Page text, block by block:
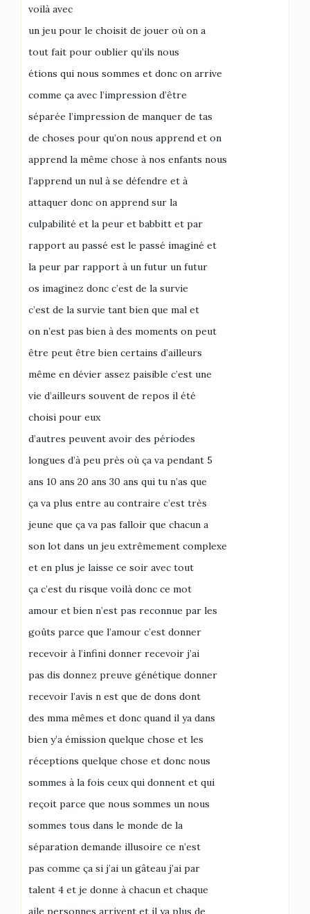
voilà avec
un jeu pour le choisit de jouer où on a
tout fait pour oublier qu’ils nous
étions qui nous sommes et donc on arrive
comme ça avec l’impression d’être
séparée l’impression de manquer de tas
de choses pour qu’on nous apprend et on
apprend la même chose à nos enfants nous
l’apprend un nul à se défendre et à
attaquer donc on apprend sur la
culpabilité et la peur et babbitt et par
rapport au passé est le passé imaginé et
la peur par rapport à un futur un futur
os imaginez donc c’est de la survie
c’est de la survie tant bien que mal et
on n’est pas bien à des moments on peut
être peut être bien certains d’ailleurs
même en dévier assez paisible c’est une
vie d’ailleurs souvent de repos il été
choisi pour eux
d’autres peuvent avoir des périodes
longues d’à peu près où ça va pendant 5
ans 10 ans 20 ans 30 ans qui tu n’as que
ça va plus entre au contraire c’est très
jeune que ça va pas falloir que chacun a
son lot dans un jeu extrêmement complexe
et en plus je laisse ce soir avec tout
ça c’est du risque voilà donc ce mot
amour et bien n’est pas reconnue par les
goûts parce que l’amour c’est donner
recevoir à l’infini donner recevoir j’ai
pas dis donnez preuve génétique donner
recevoir l’avis n est que de dons dont
des mma mêmes et donc quand il ya dans
bien y’a émission quelque chose et les
réceptions quelque chose et donc nous
sommes à la fois ceux qui donnent et qui
reçoit parce que nous sommes un nous
sommes tous dans le monde de la
séparation demande illusoire ce n’est
pas comme ça si j’ai un gâteau j’ai par
talent 4 et je donne à chacun et chaque
aile personnes arrivent et il ya plus de